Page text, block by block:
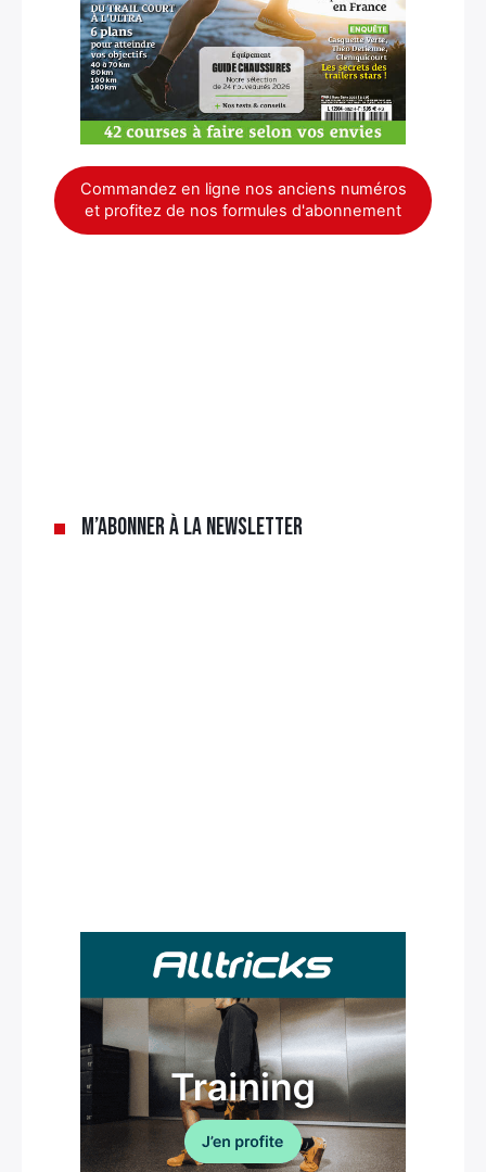
Commandez en ligne nos anciens numéros
et profitez de nos formules d'abonnement
M’abonner à la newsletter
×